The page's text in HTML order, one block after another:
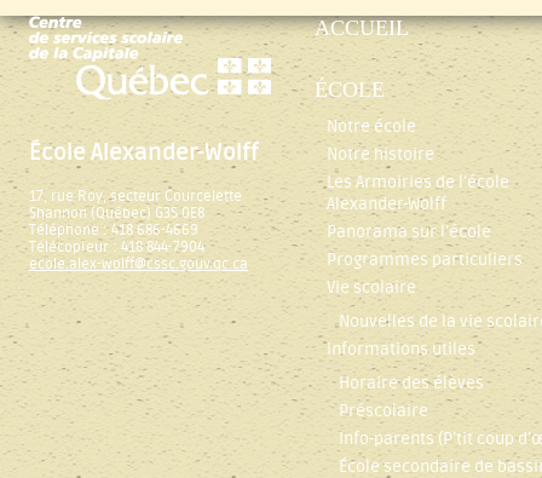
École Alexander-Wolff
17, rue Roy, secteur Courcelette
Shannon (Québec) G3S 0E8
Téléphone : 418 686-4669
Télécopieur : 418 844-7904
ecole.alex-wolff@cssc.gouv.qc.ca
ACCUEIL
ÉCOLE
Notre école
Notre histoire
Les Armoiries de l’école
Alexander-Wolff
Panorama sur l’école
Programmes particuliers
Vie scolaire
Nouvelles de la vie
Informations utiles
Horaire des élèves
Préscolaire
Info-parents (P’tit coup
École secondaire de